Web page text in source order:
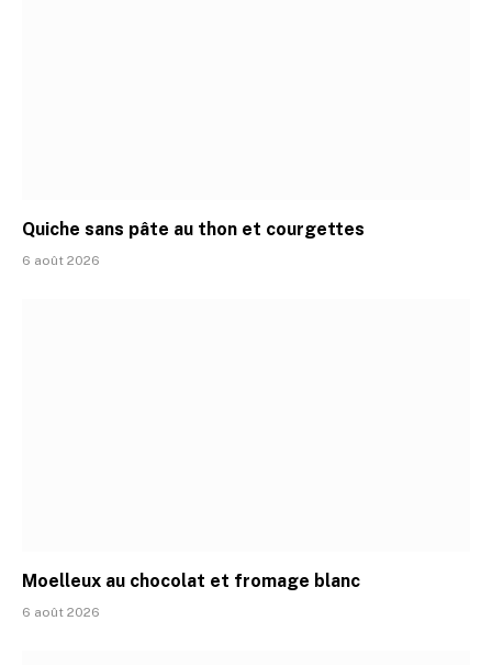
Quiche sans pâte au thon et courgettes
6 août 2026
Moelleux au chocolat et fromage blanc
6 août 2026